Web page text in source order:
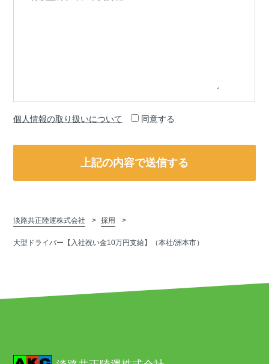
個人情報の取り扱いについて 同意する
淡路共正陸運株式会社 採用
大型ドライバー【入社祝い金10万円支給】（本社/洲本市）